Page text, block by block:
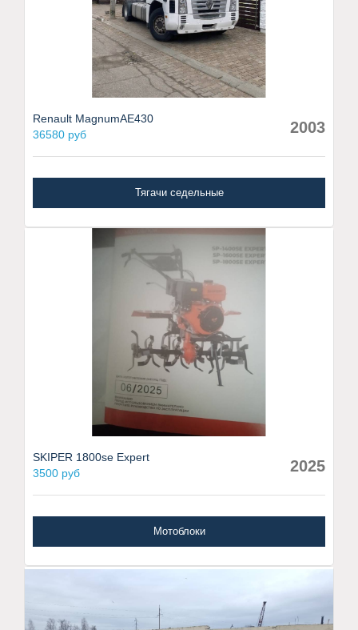
Renault MagnumAE430
36580 руб
2003
Тягачи седельные
SKIPER 1800se Expert
3500 руб
2025
Мотоблоки